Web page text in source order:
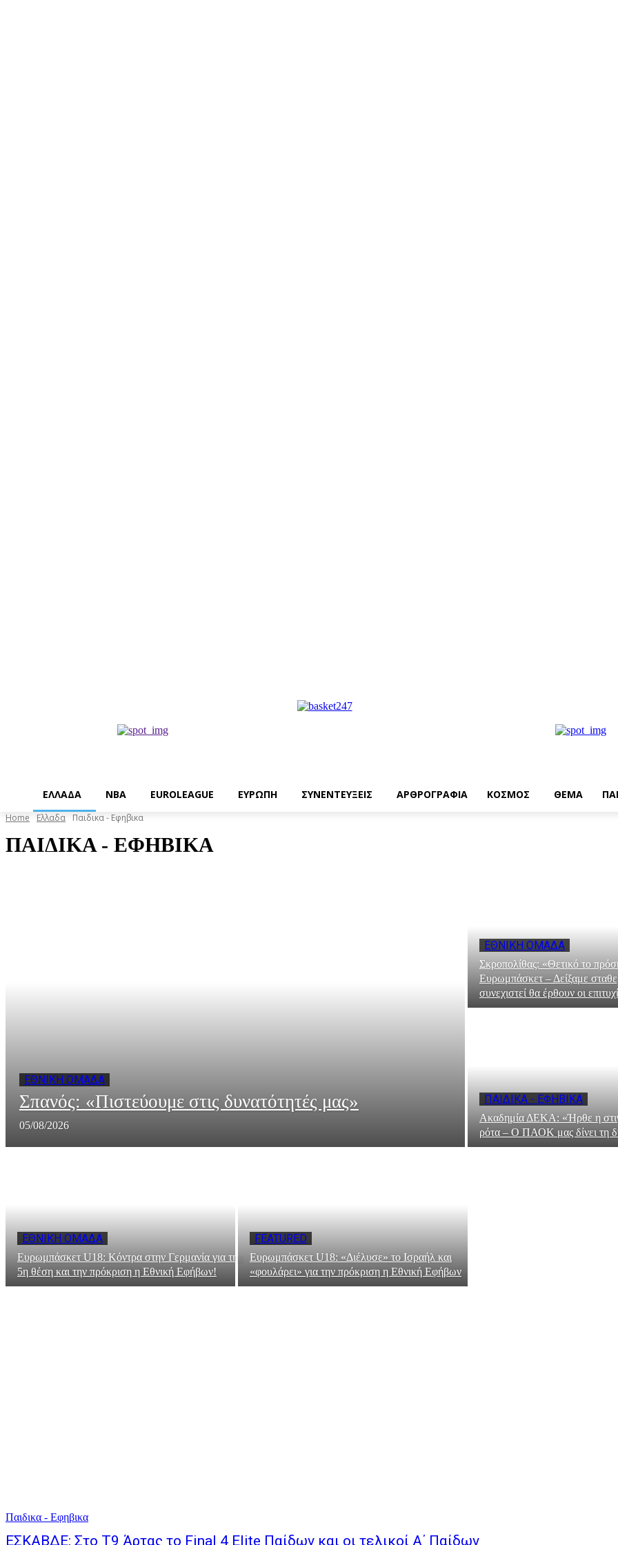
EΛΛΑΔΑ NBA ΕUROLEAGUE ΕΥΡΩΠΗ ΣΥΝΕΝΤΕΥΞΕΙΣ ΑΡΘΡΟΓΡΑΦΙΑ ΚΟΣΜΟΣ ΘΕΜΑ
Home Ελλαδα Παιδικα - Εφηβικα
ΠΑΙΔΙΚΑ - ΕΦΗΒΙΚΑ
ΕΘΝΙΚΗ ΟΜΑΔΑ
Σπανός: «Πιστεύουμε στις δυνατότητές μας»
05/08/2026
ΕΘΝΙΚΗ ΟΜΑΔΑ
Σκροπολίθας: «Θετικό το
Ευρωμπάσκετ – Δείξαμε
συνεχιστεί θα έρθουν οι
ΠΑΙΔΙΚΑ - ΕΦΗΒΙΚΑ
Ακαδημία ΔΕΚΑ: «Ήρθε η
ρότα – Ο ΠΑΟΚ μας δίνει τη
ΕΘΝΙΚΗ ΟΜΑΔΑ
Ευρωμπάσκετ U18: Κόντρα στην Γερμανία για την
5η θέση και την πρόκριση η Εθνική Εφήβων!
FEATURED
Ευρωμπάσκετ U18: «Διέλυσε» το Ισραήλ και
«φουλάρει» για την πρόκριση η Εθνική Εφήβων
Παιδικα - Εφηβικα
ΕΣΚΑΒΔΕ: Στο Τ9 Άρτας το Final 4 Elite Παίδων και οι τελικοί Α΄ Παίδων